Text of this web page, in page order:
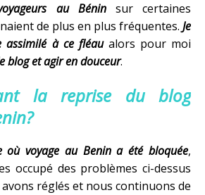
au Béninsur certaines
de plus en plus fréquentes. Je
assimilé à ce fléau alors pour moi
blog et agir en douceur.
la reprise du blog
où voyage au Benin a été bloquée,
occupé des problèmes ci-dessus
réglés et nous continuons de